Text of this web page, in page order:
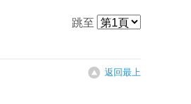
跳至
返回最上